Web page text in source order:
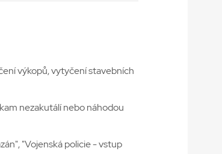
výkopů, vytyčení stavebních
nezakutálí nebo náhodou
"Vojenská policie - vstup